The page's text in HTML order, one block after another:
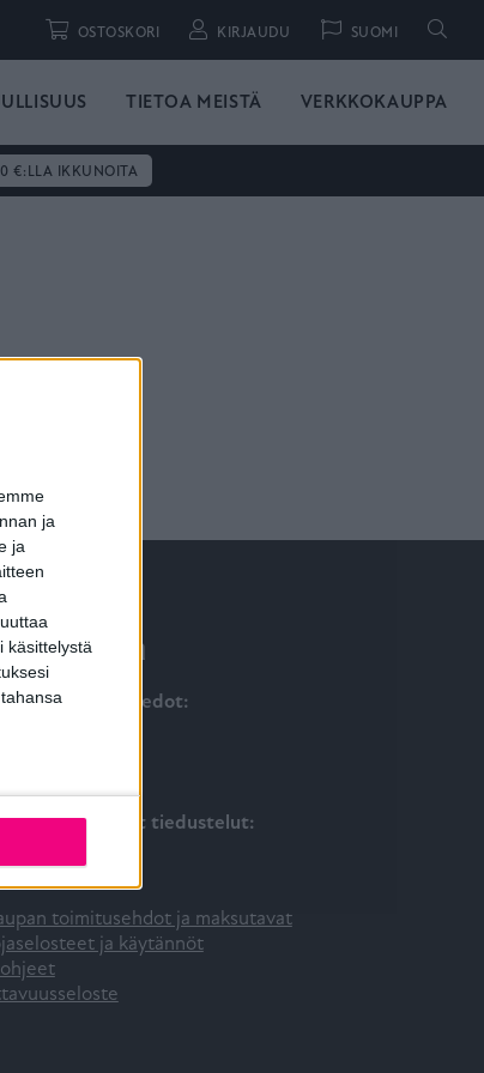
ja
ja
käsittelystä
OSTOSKORI KIRJAUDU SUOMI Hae
TIETOA MEISTÄ VERKKOKAUPPA
€:LLA IKKUNOITA
yhteystiedot:
liittyvät tiedustelut:
toimitusehdot ja maksutavat
ja käytännöt